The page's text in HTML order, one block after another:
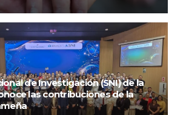
de Investigación (SNI) de la
las contribuciones de la